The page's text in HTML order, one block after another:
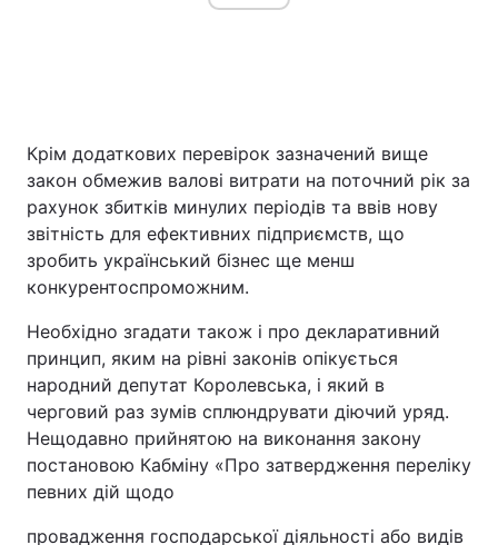
Крім додаткових перевірок зазначений вище
закон обмежив валові витрати на поточний рік за
рахунок збитків минулих періодів та ввів нову
звітність для ефективних підприємств, що
зробить український бізнес ще менш
конкурентоспроможним.
Необхідно згадати також і про декларативний
принцип, яким на рівні законів опікується
народний депутат Королевська, і який в
черговий раз зумів сплюндрувати діючий уряд.
Нещодавно прийнятою на виконання закону
постановою Кабміну «Про затвердження переліку
певних дій щодо
провадження господарської діяльності або видів